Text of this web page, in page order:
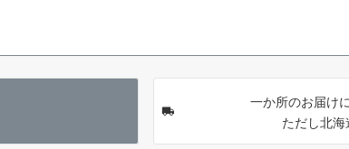
一か所のお届け
ただし北